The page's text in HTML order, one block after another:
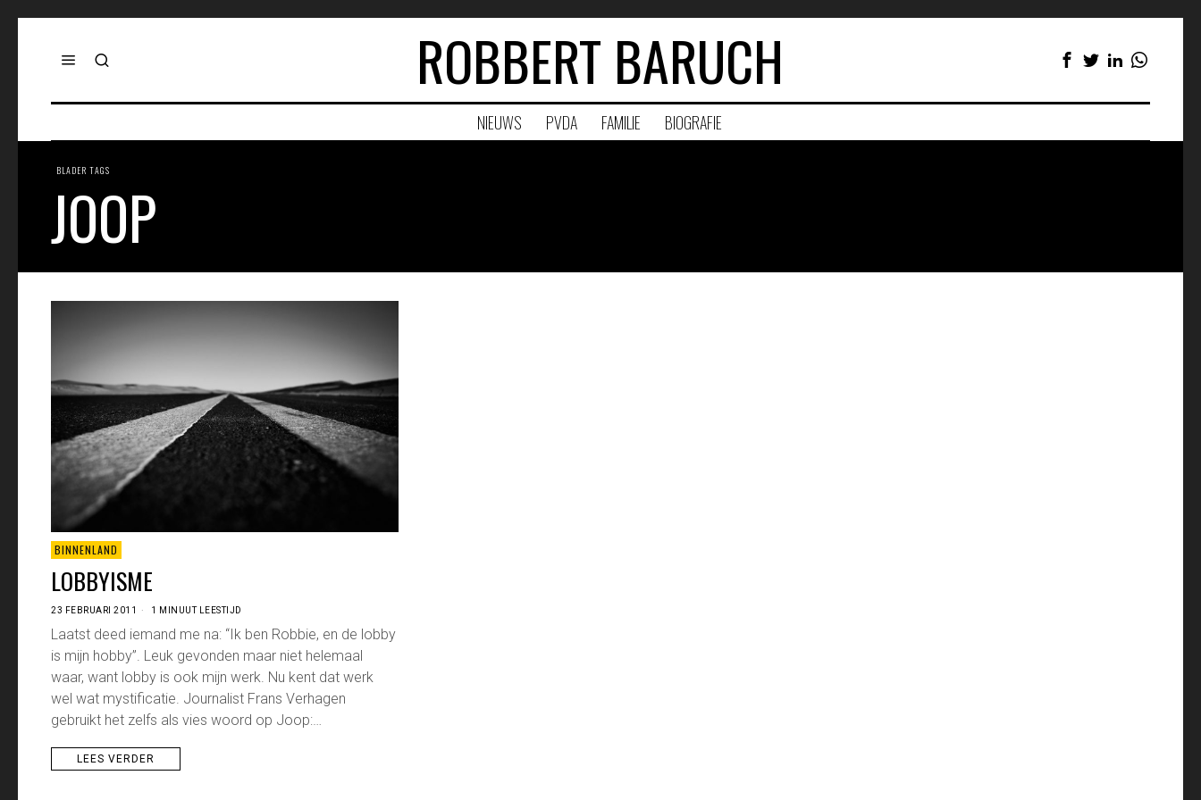
ROBBERT BARUCH
NIEUWS PVDA FAMILIE BIOGRAFIE
BLADER TAGS
JOOP
BINNENLAND
LOBBYISME
23 FEBRUARI 2011 1 MINUUT LEESTIJD
Laatst deed iemand me na: “Ik ben Robbie, en de lobby
is mijn hobby”. Leuk gevonden maar niet helemaal
waar, want lobby is ook mijn werk. Nu kent dat werk
wel wat mystificatie. Journalist Frans Verhagen
gebruikt het zelfs als vies woord op Joop:…
LEES VERDER